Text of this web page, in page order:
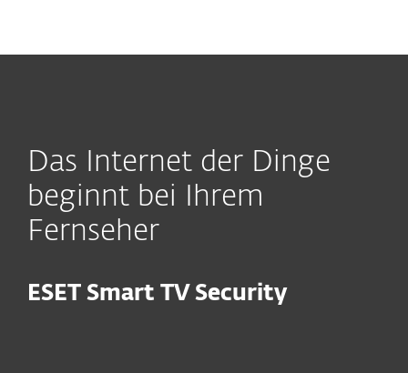
Das Internet der Dinge
beginnt bei Ihrem
Fernseher
ESET Smart TV Security